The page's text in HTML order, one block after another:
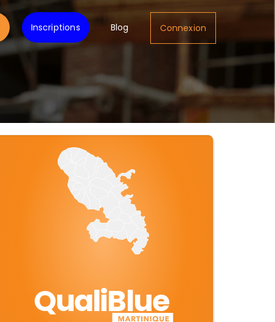
Inscriptions Blog Connexion
QualiBlue